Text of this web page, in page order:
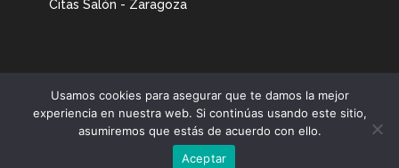
Citas Salón - Zaragoza
Evoluziona
- original soft -
Usamos cookies para asegurar que te damos la mejor
experiencia en nuestra web. Si continúas usando este sitio,
asumiremos que estás de acuerdo con ello.
Aceptar
Contacto